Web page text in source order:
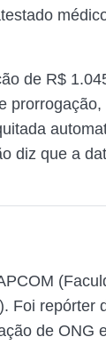
de R$
diz que a
Foi repórter
de ONG